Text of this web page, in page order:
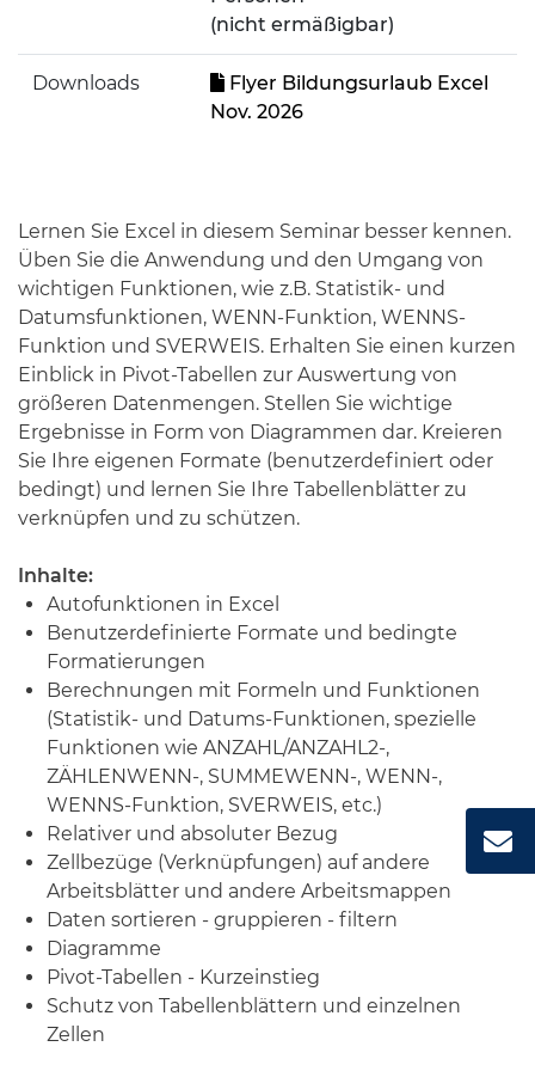
(nicht ermäßigbar)
Downloads
Flyer Bildungsurlaub Excel
Nov. 2026
Lernen Sie Excel in diesem Seminar besser kennen.
Üben Sie die Anwendung und den Umgang von
wichtigen Funktionen, wie z.B. Statistik- und
Datumsfunktionen, WENN-Funktion, WENNS-
Funktion und SVERWEIS. Erhalten Sie einen kurzen
Einblick in Pivot-Tabellen zur Auswertung von
größeren Datenmengen. Stellen Sie wichtige
Ergebnisse in Form von Diagrammen dar. Kreieren
Sie Ihre eigenen Formate (benutzerdefiniert oder
bedingt) und lernen Sie Ihre Tabellenblätter zu
verknüpfen und zu schützen.
Inhalte:
Autofunktionen in Excel
Benutzerdefinierte Formate und bedingte
Formatierungen
Berechnungen mit Formeln und Funktionen
(Statistik- und Datums-Funktionen, spezielle
Funktionen wie ANZAHL/ANZAHL2-,
ZÄHLENWENN-, SUMMEWENN-, WENN-,
WENNS-Funktion, SVERWEIS, etc.)
Relativer und absoluter Bezug
Zellbezüge (Verknüpfungen) auf andere
Arbeitsblätter und andere Arbeitsmappen
Daten sortieren - gruppieren - filtern
Diagramme
Pivot-Tabellen - Kurzeinstieg
Schutz von Tabellenblättern und einzelnen
Zellen